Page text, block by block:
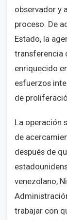
observador y
proceso. De
Estado, la
transferencia
enriquecido
esfuerzos
de
La operación
de
después de
venezolano,
trabajar con